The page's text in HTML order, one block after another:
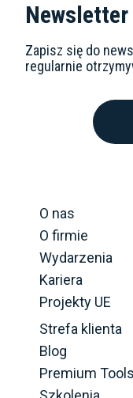
Newsletter
Zapisz się do
regularnie
O nas
O firmie
Wydarzenia
Kariera
Projekty UE
Strefa klienta
Blog
Premium Tools